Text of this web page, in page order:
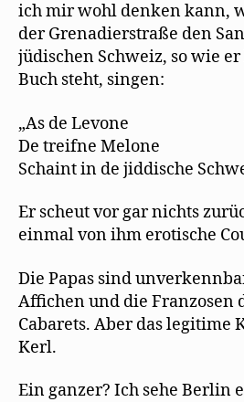
ich mir wohl denken kann,
der Grenadierstraße den
jüdischen Schweiz, so wie
Buch steht, singen:
„As de Levone
De treifne Melone
Schaint in de jiddische
Er scheut vor gar nichts
einmal von ihm erotische
Die Papas sind
Affichen und die Franzosen
Cabarets. Aber das legitime
Kerl.
Ein ganzer? Ich sehe Berlin